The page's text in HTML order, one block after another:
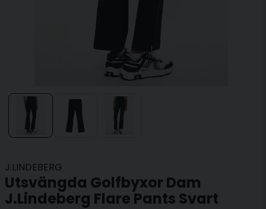
J.LINDEBERG
Utsvängda Golfbyxor Dam
J.Lindeberg Flare Pants Svart